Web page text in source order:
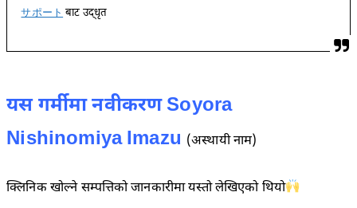
サポート बाट उद्धृत
यस गर्मीमा नवीकरण Soyora
Nishinomiya Imazu (अस्थायी नाम)
क्लिनिक खोल्ने सम्पत्तिको जानकारीमा यस्तो लेखिएको थियो